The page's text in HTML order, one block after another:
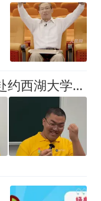
敢于不同！10名齐鲁少年赴约西湖大学！他们是谁？为何而选？